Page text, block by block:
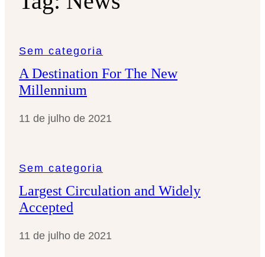
Sem categoria
A Destination For The New
Millennium
11 de julho de 2021
Sem categoria
Largest Circulation and Widely
Accepted
11 de julho de 2021